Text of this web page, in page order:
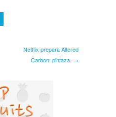
Netflix prepara Altered
Carbon: pintaza. →